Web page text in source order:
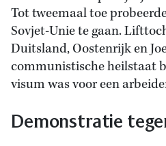
Tot tweemaal toe
Sovjet-Unie te gaan.
Duitsland, Oostenrijk en
communistische heilstaat
visum was voor een
Demonstratie